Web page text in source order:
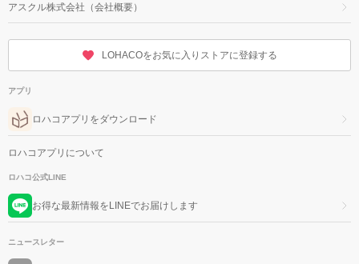
アスクル株式会社（会社概要）
LOHACOをお気に入りストアに登録する
アプリ
ロハコアプリをダウンロード
ロハコアプリについて
ロハコ公式LINE
お得な最新情報をLINEでお届けします
ニュースレター